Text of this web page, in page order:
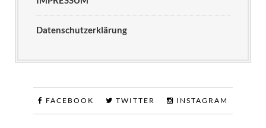
Datenschutzerklärung
FACEBOOK TWITTER INSTAGRAM